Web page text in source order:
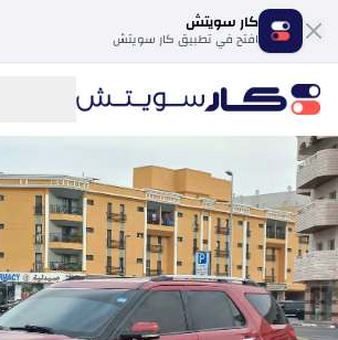
كار سويتش
افتح في تطبيق كار سويتش